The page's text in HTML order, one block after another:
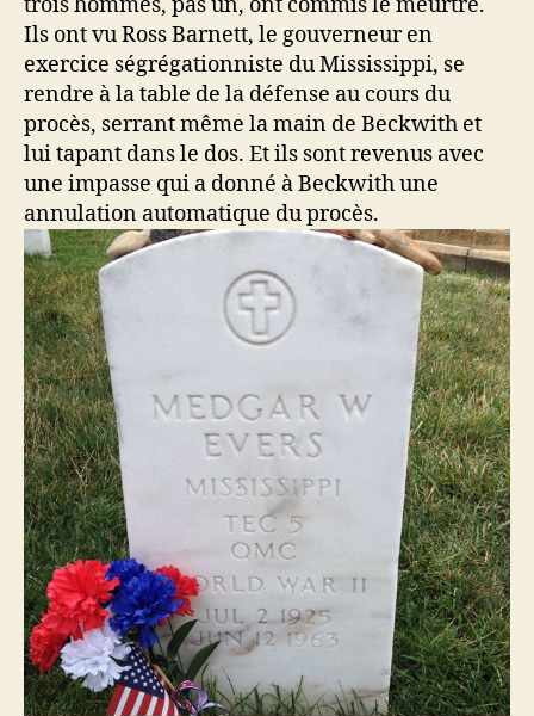
trois hommes, pas un, ont commis le meurtre.
Ils ont vu Ross Barnett, le gouverneur en
exercice ségrégationniste du Mississippi, se
rendre à la table de la défense au cours du
procès, serrant même la main de Beckwith et
lui tapant dans le dos. Et ils sont revenus avec
une impasse qui a donné à Beckwith une
annulation automatique du procès.